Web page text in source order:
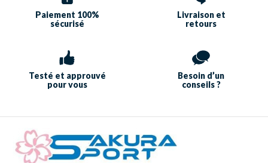
Paiement 100%
sécurisé
Livraison et
retours
Testé et approuvé
pour vous
Besoin d’un
conseils ?